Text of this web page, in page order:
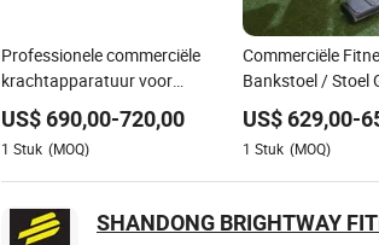
Professionele commerciële
krachtapparatuur voor
bodybuilding, pin geladen
oefenmachine voor binnen,
thuisgym, sportmachine,
assistentie dip, chin,
commerciële gym,
fitnessapparatuur
US$690,00-720,00
1 Stuk (MOQ)
Commerciële
Bankstoel / Stoel
Roman Chair
Apparatuur
US$629,00-
1 Stuk (MOQ)
SHANDONG BRIGHTWAY